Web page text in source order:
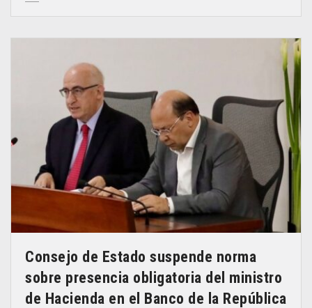
Consejo de Estado suspende norma
sobre presencia obligatoria del ministro
de Hacienda en el Banco de la República